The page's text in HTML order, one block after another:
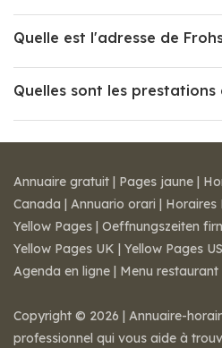
Quelle est l'adresse de
Quelles sont les prestations
Annuaire gratuit | Pages jaune |
Canada | Annuario orari | Horaires
Yellow Pages | Oeffnungszeiten
Yellow Pages UK | Yellow Pages
Agenda en ligne | Menu restaurant
Copyright © 2026 | Annuaire-
professionnel qui vous aide à